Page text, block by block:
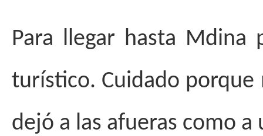
Para llegar hasta Mdina
turístico. Cuidado porque
dejó a las afueras como